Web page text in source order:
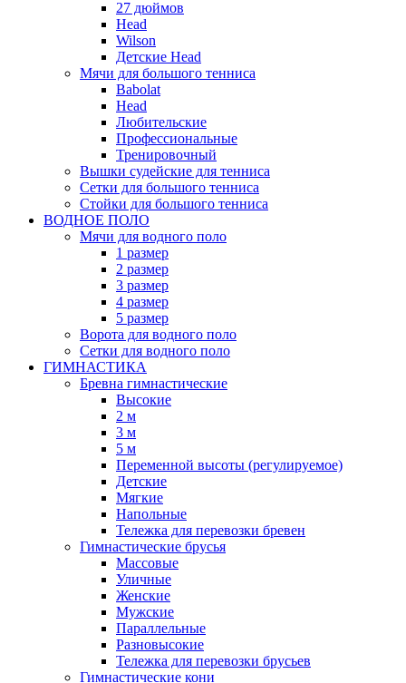
27 дюймов
Head
Wilson
Детские Head
Мячи для большого тенниса
Babolat
Head
Любительские
Профессиональные
Тренировочный
Вышки судейские для тенниса
Сетки для большого тенниса
Стойки для большого тенниса
ВОДНОЕ ПОЛО
Мячи для водного поло
1 размер
2 размер
3 размер
4 размер
5 размер
Ворота для водного поло
Сетки для водного поло
ГИМНАСТИКА
Бревна гимнастические
Высокие
2 м
3 м
5 м
Переменной высоты (регулируемое)
Детские
Мягкие
Напольные
Тележка для перевозки бревен
Гимнастические брусья
Массовые
Уличные
Женские
Мужские
Параллельные
Разновысокие
Тележка для перевозки брусьев
Гимнастические кони